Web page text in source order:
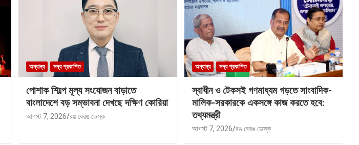
অন্যান্য সদ্য প্রকাশিত
পোশাক শিল্পে মূল্য সংযোজন বাড়াতে
বাংলাদেশে বড় সম্ভাবনা দেখছে দক্ষিণ কোরিয়া
আগস্ট 7, 2026 রঙ বেরঙ ডেস্ক
অন্যান্য সদ্য প্রকাশিত
স্বাধীন ও টেকসই গণমাধ্যম গড়তে সাংবাদিক-
মালিক-সরকারকে একসঙ্গে কাজ করতে হবে:
তথ্যমন্ত্রী
আগস্ট 7, 2026 রঙ বেরঙ ডেস্ক